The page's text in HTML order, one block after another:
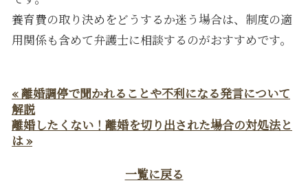
養育費の取り決めをどうするか迷う場合は、制度の適
用関係も含めて弁護士に相談するのがおすすめです。
« 離婚調停で聞かれることや不利になる発言について
解説
離婚したくない！離婚を切り出された場合の対処法と
は »
一覧に戻る